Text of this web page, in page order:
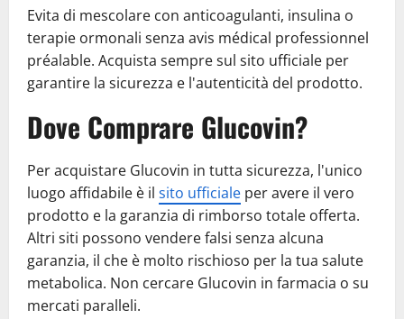
Evita di mescolare con anticoagulanti, insulina o
terapie ormonali senza avis médical professionnel
préalable. Acquista sempre sul sito ufficiale per
garantire la sicurezza e l'autenticità del prodotto.
Dove Comprare Glucovin?
Per acquistare Glucovin in tutta sicurezza, l'unico
luogo affidabile è il sito ufficiale per avere il vero
prodotto e la garanzia di rimborso totale offerta.
Altri siti possono vendere falsi senza alcuna
garanzia, il che è molto rischioso per la tua salute
metabolica. Non cercare Glucovin in farmacia o su
mercati paralleli.